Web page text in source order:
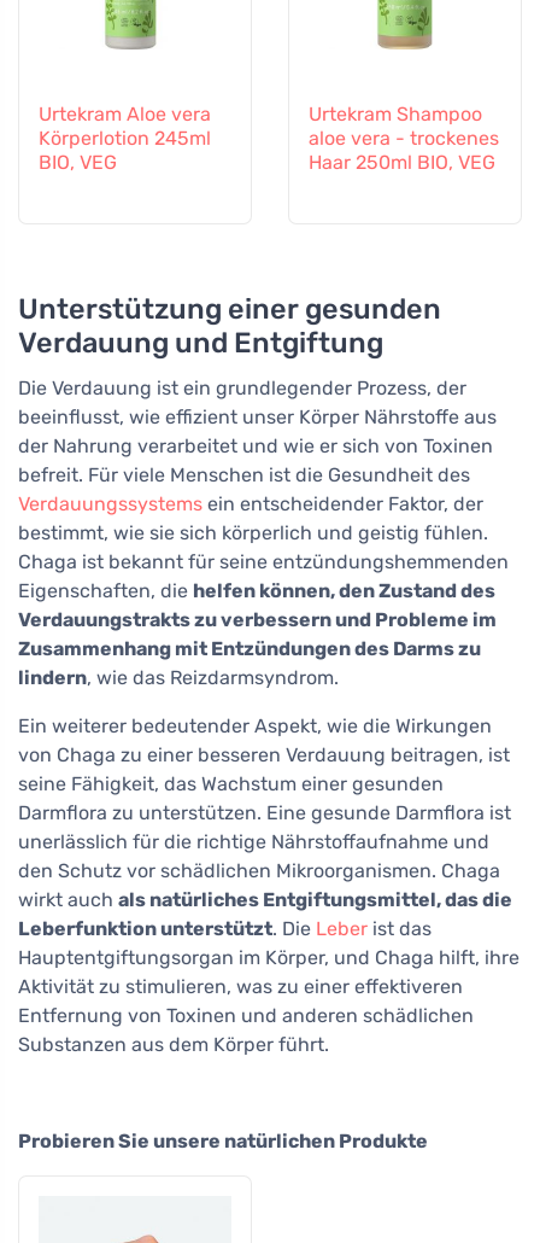
Urtekram Aloe vera
Körperlotion 245ml
BIO, VEG
Urtekram Shampoo
aloe vera - trockenes
Haar 250ml BIO, VEG
Unterstützung einer gesunden
Verdauung und Entgiftung
Die Verdauung ist ein grundlegender Prozess, der
beeinflusst, wie effizient unser Körper Nährstoffe aus
der Nahrung verarbeitet und wie er sich von Toxinen
befreit. Für viele Menschen ist die Gesundheit des
Verdauungssystems ein entscheidender Faktor, der
bestimmt, wie sie sich körperlich und geistig fühlen.
Chaga ist bekannt für seine entzündungshemmenden
Eigenschaften, die helfen können, den Zustand des
Verdauungstrakts zu verbessern und Probleme im
Zusammenhang mit Entzündungen des Darms zu
lindern, wie das Reizdarmsyndrom.
Ein weiterer bedeutender Aspekt, wie die Wirkungen
von Chaga zu einer besseren Verdauung beitragen, ist
seine Fähigkeit, das Wachstum einer gesunden
Darmflora zu unterstützen. Eine gesunde Darmflora ist
unerlässlich für die richtige Nährstoffaufnahme und
den Schutz vor schädlichen Mikroorganismen. Chaga
wirkt auch als natürliches Entgiftungsmittel, das die
Leberfunktion unterstützt. Die Leber ist das
Hauptentgiftungsorgan im Körper, und Chaga hilft, ihre
Aktivität zu stimulieren, was zu einer effektiveren
Entfernung von Toxinen und anderen schädlichen
Substanzen aus dem Körper führt.
Probieren Sie unsere natürlichen Produkte